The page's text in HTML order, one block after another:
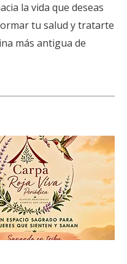
la vida que deseas
tu salud y tratarte
más antigua de